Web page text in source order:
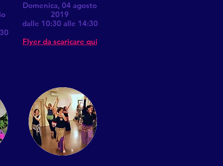
Domenica, 04 agosto
2019
dalle 10:30 alle 14:30
Flyer da scaricare qui